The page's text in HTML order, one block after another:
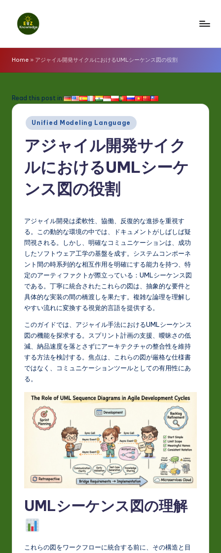
z
K
o
w
d
L
&
Home » アジャイル開発サイクルにおけるUMLシーケンス図の役割
Read this post in:
Posted
in
Unified Modeling Language
アジャイル開発サイク
ルにおけるUMLシーケ
ンス図の役割
アジャイル開発は柔軟性、協働、反復的な進捗を重視す
る。この動的な環境の中では、ドキュメントがしばしば疑
問視される。しかし、明確なコミュニケーションは、成功
したソフトウェア工学の基盤を成す。システムコンポーネ
ント間の時系列的な相互作用を明確にする能力を持つ、特
定のアーティファクトが際立っている：UMLシーケンス図
である。丁寧に統合されたこれらの図は、抽象的な要件と
具体的な実装の間の橋渡しを果たす。複雑な論理を理解し
やすい流れに変換する視覚的言語を提供する。
このガイドでは、アジャイル手法におけるUMLシーケンス
図の機能を探求する。スプリント計画の支援、曖昧さの低
減、納品速度を落とさずにアーキテクチャの整合性を維持
する方法を検討する。焦点は、これらの図が厳格な仕様書
ではなく、コミュニケーションツールとしての有用性にあ
る。
UMLシーケンス図の理解
これらの図をワークフローに統合する前に、その構造と目